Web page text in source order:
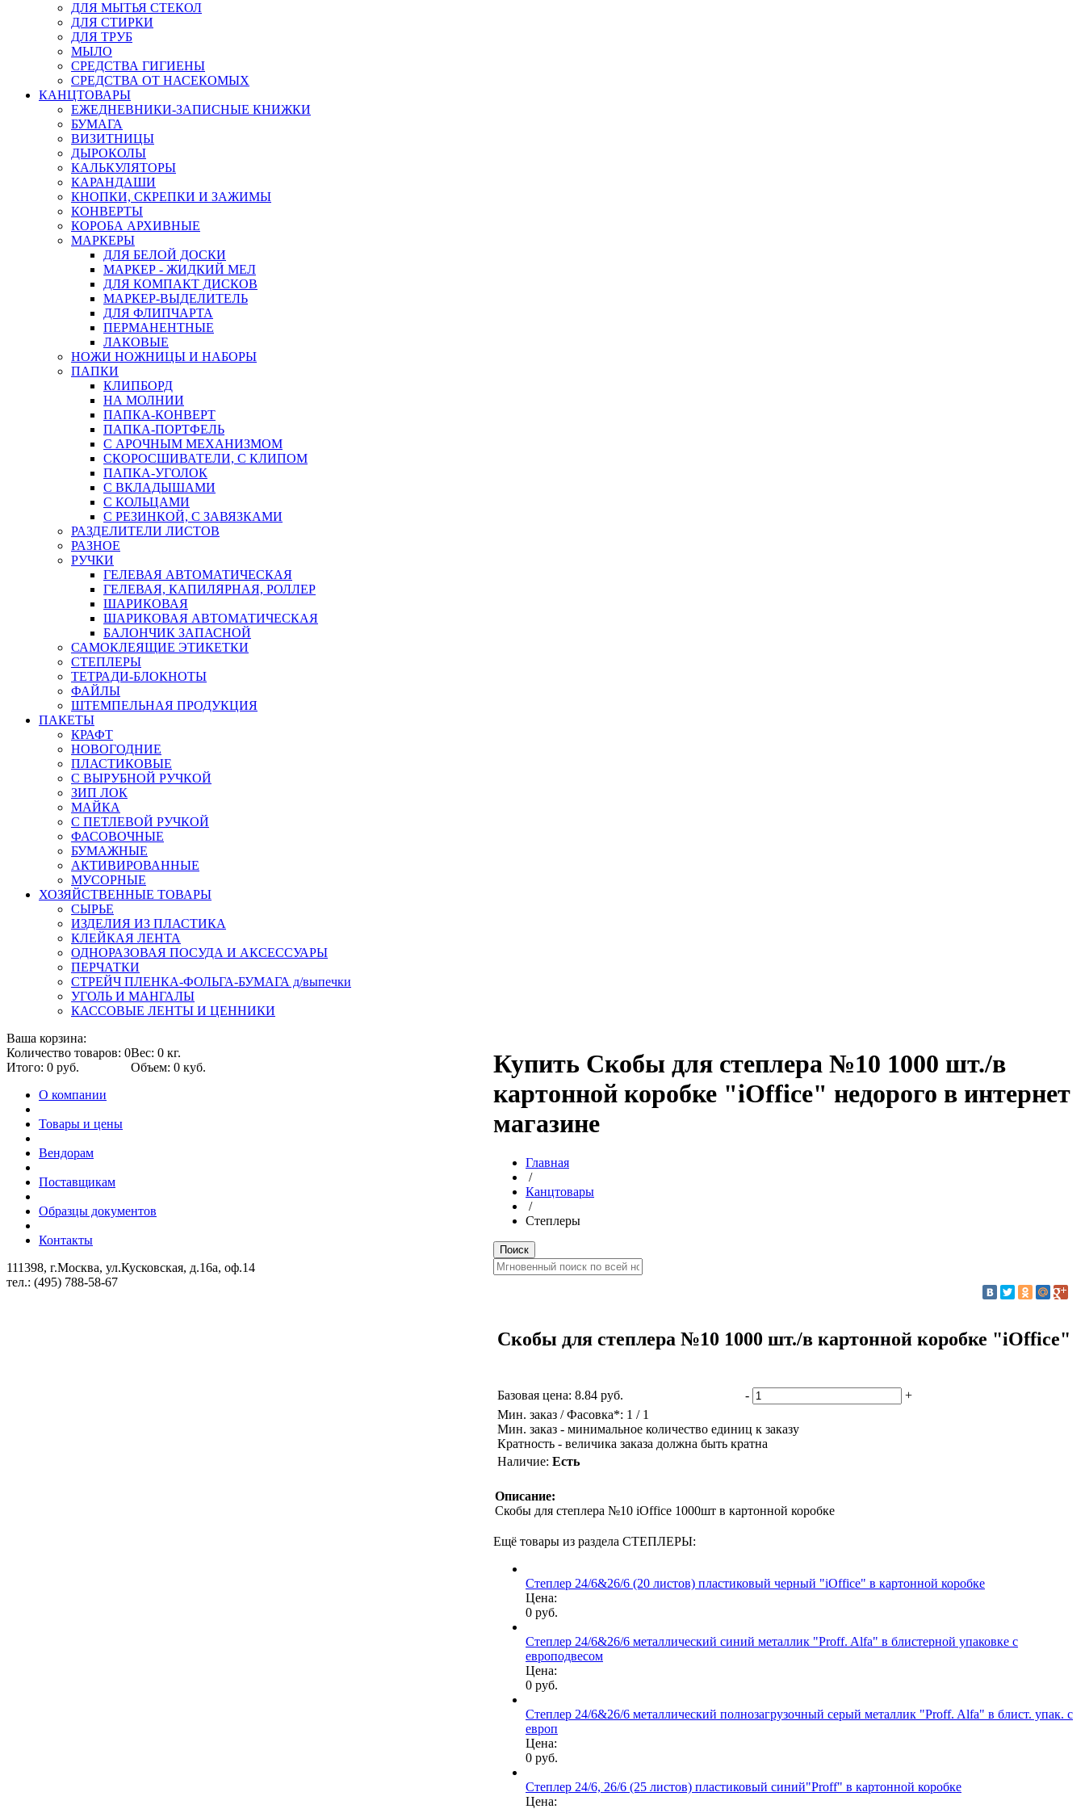
ДЛЯ МЫТЬЯ СТЕКОЛ
ДЛЯ СТИРКИ
ДЛЯ ТРУБ
МЫЛО
СРЕДСТВА ГИГИЕНЫ
СРЕДСТВА ОТ НАСЕКОМЫХ
КАНЦТОВАРЫ
ЕЖЕДНЕВНИКИ-ЗАПИСНЫЕ КНИЖКИ
БУМАГА
ВИЗИТНИЦЫ
ДЫРОКОЛЫ
КАЛЬКУЛЯТОРЫ
КАРАНДАШИ
КНОПКИ, СКРЕПКИ И ЗАЖИМЫ
КОНВЕРТЫ
КОРОБА АРХИВНЫЕ
МАРКЕРЫ
ДЛЯ БЕЛОЙ ДОСКИ
МАРКЕР - ЖИДКИЙ МЕЛ
ДЛЯ КОМПАКТ ДИСКОВ
МАРКЕР-ВЫДЕЛИТЕЛЬ
ДЛЯ ФЛИПЧАРТА
ПЕРМАНЕНТНЫЕ
ЛАКОВЫЕ
НОЖИ НОЖНИЦЫ И НАБОРЫ
ПАПКИ
КЛИПБОРД
НА МОЛНИИ
ПАПКА-КОНВЕРТ
ПАПКА-ПОРТФЕЛЬ
С АРОЧНЫМ МЕХАНИЗМОМ
СКОРОСШИВАТЕЛИ, С КЛИПОМ
ПАПКА-УГОЛОК
С ВКЛАДЫШАМИ
С КОЛЬЦАМИ
С РЕЗИНКОЙ, С ЗАВЯЗКАМИ
РАЗДЕЛИТЕЛИ ЛИСТОВ
РАЗНОЕ
РУЧКИ
ГЕЛЕВАЯ АВТОМАТИЧЕСКАЯ
ГЕЛЕВАЯ, КАПИЛЯРНАЯ, РОЛЛЕР
ШАРИКОВАЯ
ШАРИКОВАЯ АВТОМАТИЧЕСКАЯ
БАЛОНЧИК ЗАПАСНОЙ
САМОКЛЕЯЩИЕ ЭТИКЕТКИ
СТЕПЛЕРЫ
ТЕТРАДИ-БЛОКНОТЫ
ФАЙЛЫ
ШТЕМПЕЛЬНАЯ ПРОДУКЦИЯ
ПАКЕТЫ
КРАФТ
НОВОГОДНИЕ
ПЛАСТИКОВЫЕ
С ВЫРУБНОЙ РУЧКОЙ
ЗИП ЛОК
МАЙКА
С ПЕТЛЕВОЙ РУЧКОЙ
ФАСОВОЧНЫЕ
БУМАЖНЫЕ
АКТИВИРОВАННЫЕ
МУСОРНЫЕ
ХОЗЯЙСТВЕННЫЕ ТОВАРЫ
СЫРЬЕ
ИЗДЕЛИЯ ИЗ ПЛАСТИКА
КЛЕЙКАЯ ЛЕНТА
ОДНОРАЗОВАЯ ПОСУДА И АКСЕССУАРЫ
ПЕРЧАТКИ
СТРЕЙЧ ПЛЕНКА-ФОЛЬГА-БУМАГА д/выпечки
УГОЛЬ И МАНГАЛЫ
КАССОВЫЕ ЛЕНТЫ И ЦЕННИКИ
Купить Скобы для степлера №10 1000 шт./в
картонной коробке "iOffice" недорого в интернет
магазине
Главная
/
Канцтовары
/
Степлеры
Скобы для степлера №10 1000 шт./в картонной коробке "iOffice"
Базовая цена: 8.84 руб. -
+
Мин. заказ / Фасовка*: 1 / 1
Мин. заказ - минимальное количество единиц к заказу
Кратность - величика заказа должна быть кратна
Наличие: Есть
Описание:
Скобы для степлера №10 iOffice 1000шт в картонной коробке
Ещё товары из раздела СТЕПЛЕРЫ:
Степлер 24/6&26/6 (20 листов) пластиковый черный "iOffice" в картонной коробке
Цена:
0 руб.
Степлер 24/6&26/6 металлический синий металлик "Proff. Alfa" в блистерной упаковке с
европодвесом
Цена:
0 руб.
Степлер 24/6&26/6 металлический полнозагрузочный серый металлик "Proff. Alfa" в блист. упак. с
европ
Цена:
0 руб.
Степлер 24/6, 26/6 (25 листов) пластиковый синий"Proff" в картонной коробке
Цена:
Ваша корзина:
Количество товаров: 0Вес: 0 кг.
Итого: 0 руб.
Объем: 0 куб.
О компании
Товары и цены
Вендорам
Поставщикам
Образцы документов
Контакты
111398, г.Москва, ул.Кусковская, д.16а, оф.14
тел.: (495) 788-58-67